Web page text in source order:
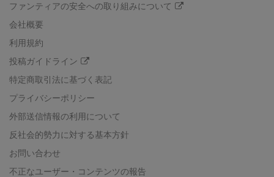
ファンティアの安全への取り組みについて
会社概要
利用規約
投稿ガイドライン
特定商取引法に基づく表記
プライバシーポリシー
外部送信情報の利用について
反社会的勢力に対する基本方針
お問い合わせ
不正なユーザー・コンテンツの報告